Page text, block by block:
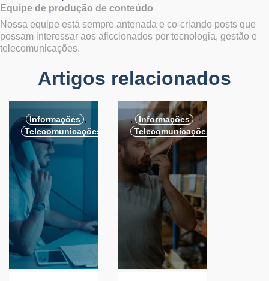
Equipe de produção de conteúdo
Nossa equipe está sempre antenada e co-criando posts que
possam interessar aos aficcionados por tecnologia, gestão e
telecomunicações.
Artigos relacionados
, Informações ,
Telecomunicações
, Informações ,
Telecomunicações